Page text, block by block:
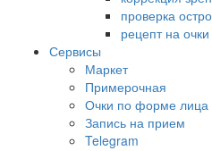
проверка
рецепт на очки
Сервисы
Маркет
Примерочная
Очки по форме лица
Запись на прием
Telegram